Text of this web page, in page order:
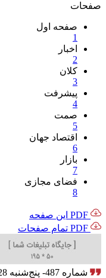
صفحات
صفحه اول
1
اخبار
2
کلان
3
پیشرفت
4
صمت
5
اقتصاد جهان
6
بازار
7
فضای مجازی
8
شماره 487- پنج‌شنبه 28 خرداد 1405